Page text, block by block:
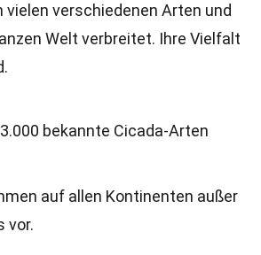
vielen verschiedenen Arten und
Welt verbreitet. Ihre Vielfalt
bekannte Cicada-Arten
auf allen Kontinenten außer
vor.